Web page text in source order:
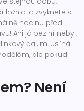
a zvyknete si
hodinu před
Ani já bez ní nebyl,
čaj, mi usíná
ale pokud
Není